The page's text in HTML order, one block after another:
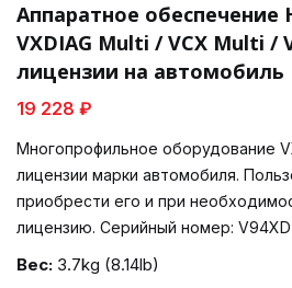
Аппаратное обеспечение
VXDIAG Multi / VCX Multi /
лицензии на автомобиль
19 228 ₽
Многопрофильное оборудование
лицензии марки автомобиля.
приобрести его и при
лицензию. Серийный номер:
Вес: 3.7kg (8.14lb)